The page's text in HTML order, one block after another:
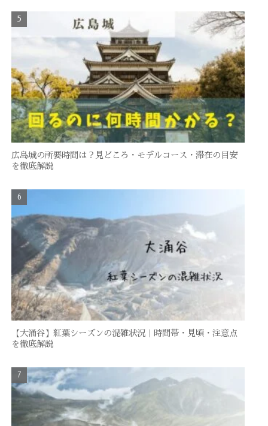
広島城の所要時間は？見どころ・モデルコース・滞在の目安
を徹底解説
【大涌谷】紅葉シーズンの混雑状況｜時間帯・見頃・注意点
を徹底解説